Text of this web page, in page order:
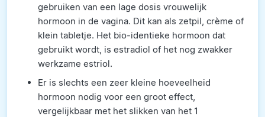
gebruiken van een lage dosis vrouwelijk
hormoon in de vagina. Dit kan als zetpil, crème of
klein tabletje. Het bio-identieke hormoon dat
gebruikt wordt, is estradiol of het nog zwakker
werkzame estriol.
Er is slechts een zeer kleine hoeveelheid
hormoon nodig voor een groot effect,
vergelijkbaar met het slikken van het 1